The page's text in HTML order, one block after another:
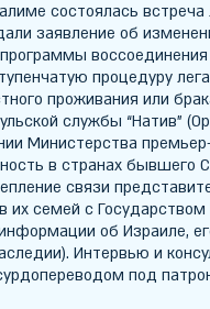
состоялась
заявление об
процедуру
проживания или
службы “Натив”
Министерства
в странах бывшего
связи
их семей с
об Израиле,
Интервью и
под